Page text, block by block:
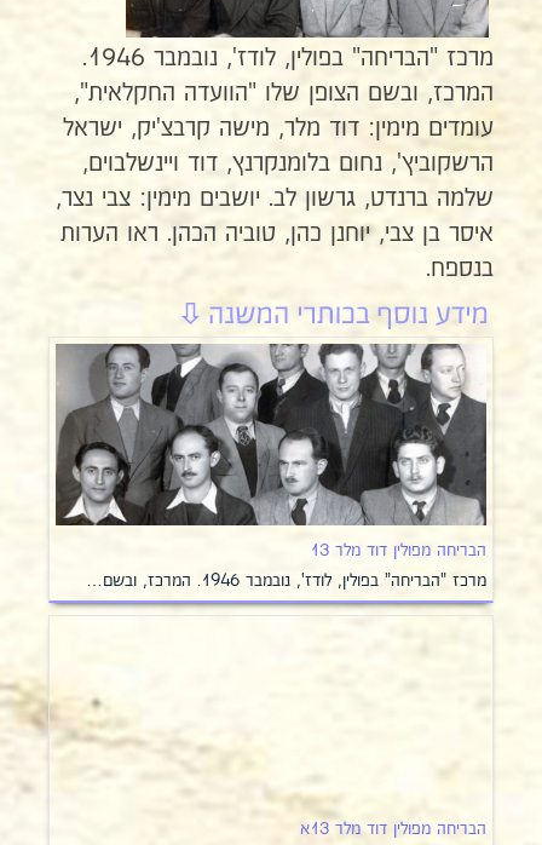
מרכז "הבריחה" בפולין, לודז', נובמבר 1946.
המרכז, ובשם הצופן שלו "הוועדה החקלאית",
עומדים מימין: דוד מלר, מישה קרבצ'יק, ישראל
הרשקוביץ', נחום בלומנקרנץ, דוד ויינשלבוים,
שלמה ברנדט, גרשון לב. יושבים מימין: צבי נצר,
איסר בן צבי, יוחנן כהן, טוביה הכהן. ראו הערות
בנספח.
הבריחה מפולין דוד מלר 13
מרכז "הבריחה" בפולין, לודז', נובמבר 1946. המרכז, ובשם…
הבריחה מפולין דוד מלר 13א